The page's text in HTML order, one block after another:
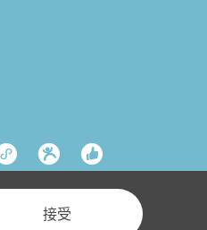
接受
Powered by Yongsy